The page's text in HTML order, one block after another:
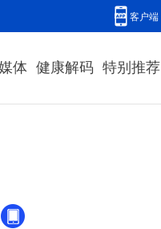
客户端
体 健康解码 特别推荐